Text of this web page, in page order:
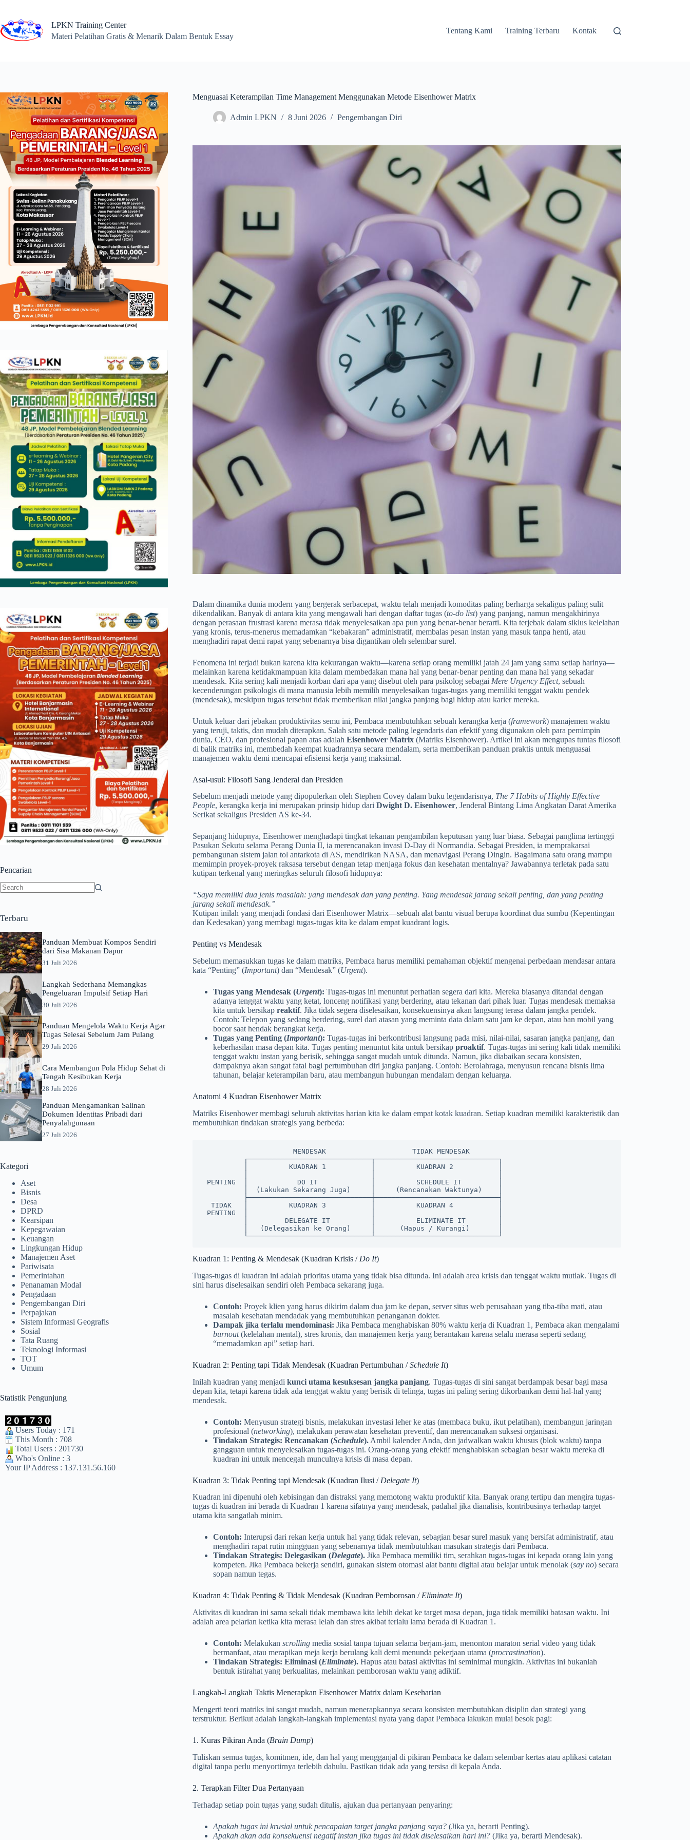
content
LPKN Training Center
Materi Pelatihan Gratis & Menarik Dalam Bentuk Essay
Tentang Kami Training Terbaru Kontak
Menguasai Keterampilan Time Management Menggunakan Metode Eisenhower Matrix
Admin LPKN 8 Juni 2026 Pengembangan Diri
Dalam dinamika dunia modern yang bergerak serbacepat, waktu telah menjadi komoditas paling berharga sekaligus paling sulit
dikendalikan. Banyak di antara kita yang mengawali hari dengan daftar tugas (to-do list) yang panjang, namun mengakhirinya
dengan perasaan frustrasi karena merasa tidak menyelesaikan apa pun yang benar-benar berarti. Kita terjebak dalam siklus kelelahan
yang kronis, terus-menerus memadamkan “kebakaran” administratif, membalas pesan instan yang masuk tanpa henti, atau
menghadiri rapat demi rapat yang sebenarnya bisa digantikan oleh selembar surel.
Fenomena ini terjadi bukan karena kita kekurangan waktu—karena setiap orang memiliki jatah 24 jam yang sama setiap harinya—
melainkan karena ketidakmampuan kita dalam membedakan mana hal yang benar-benar penting dan mana hal yang sekadar
mendesak. Kita sering kali menjadi korban dari apa yang disebut oleh para psikolog sebagai Mere Urgency Effect, sebuah
kecenderungan psikologis di mana manusia lebih memilih menyelesaikan tugas-tugas yang memiliki tenggat waktu pendek
(mendesak), meskipun tugas tersebut tidak memberikan nilai jangka panjang bagi hidup atau karier mereka.
Untuk keluar dari jebakan produktivitas semu ini, Pembaca membutuhkan sebuah kerangka kerja (framework) manajemen waktu
yang teruji, taktis, dan mudah diterapkan. Salah satu metode paling legendaris dan efektif yang digunakan oleh para pemimpin
dunia, CEO, dan profesional papan atas adalah Eisenhower Matrix(Matriks Eisenhower). Artikel ini akan mengupas tuntas filosofi
di balik matriks ini, membedah keempat kuadrannya secara mendalam, serta memberikan panduan praktis untuk menguasai
manajemen waktu demi mencapai efisiensi kerja yang maksimal.
Asal-usul: Filosofi Sang Jenderal dan Presiden
Sebelum menjadi metode yang dipopulerkan oleh Stephen Covey dalam buku legendarisnya, The 7 Habits of Highly Effective
People, kerangka kerja ini merupakan prinsip hidup dari Dwight D. Eisenhower, Jenderal Bintang Lima Angkatan Darat Amerika
Serikat sekaligus Presiden AS ke-34.
Sepanjang hidupnya, Eisenhower menghadapi tingkat tekanan pengambilan keputusan yang luar biasa. Sebagai panglima tertinggi
Pasukan Sekutu selama Perang Dunia II, ia merencanakan invasi D-Day di Normandia. Sebagai Presiden, ia memprakarsai
pembangunan sistem jalan tol antarkota di AS, mendirikan NASA, dan menavigasi Perang Dingin. Bagaimana satu orang mampu
memimpin proyek-proyek raksasa tersebut dengan tetap menjaga fokus dan kesehatan mentalnya? Jawabannya terletak pada satu
kutipan terkenal yang meringkas seluruh filosofi hidupnya:
“Saya memiliki dua jenis masalah: yang mendesak dan yang penting. Yang mendesak jarang sekali penting, dan yang penting
jarang sekali mendesak.”
Kutipan inilah yang menjadi fondasi dari Eisenhower Matrix—sebuah alat bantu visual berupa koordinat dua sumbu (Kepentingan
dan Kedesakan) yang membagi tugas-tugas kita ke dalam empat kuadrant logis.
Penting vs Mendesak
Sebelum memasukkan tugas ke dalam matriks, Pembaca harus memiliki pemahaman objektif mengenai perbedaan mendasar antara
kata “Penting” (Important) dan “Mendesak” (Urgent).
Tugas yang Mendesak (Urgent): Tugas-tugas ini menuntut perhatian segera dari kita. Mereka biasanya ditandai dengan
adanya tenggat waktu yang ketat, lonceng notifikasi yang berdering, atau tekanan dari pihak luar. Tugas mendesak memaksa
kita untuk bersikap reaktif. Jika tidak segera diselesaikan, konsekuensinya akan langsung terasa dalam jangka pendek.
Contoh: Telepon yang sedang berdering, surel dari atasan yang meminta data dalam satu jam ke depan, atau ban mobil yang
bocor saat hendak berangkat kerja.
Tugas yang Penting (Important): Tugas-tugas ini berkontribusi langsung pada misi, nilai-nilai, sasaran jangka panjang, dan
keberhasilan masa depan kita. Tugas penting menuntut kita untuk bersikap proaktif. Tugas-tugas ini sering kali tidak memiliki
tenggat waktu instan yang berisik, sehingga sangat mudah untuk ditunda. Namun, jika diabaikan secara konsisten,
dampaknya akan sangat fatal bagi pertumbuhan diri jangka panjang. Contoh: Berolahraga, menyusun rencana bisnis lima
tahunan, belajar keterampilan baru, atau membangun hubungan mendalam dengan keluarga.
Anatomi 4 Kuadran Eisenhower Matrix
Matriks Eisenhower membagi seluruh aktivitas harian kita ke dalam empat kotak kuadran. Setiap kuadran memiliki karakteristik dan
membutuhkan tindakan strategis yang berbeda:
Kuadran 1: Penting & Mendesak (Kuadran Krisis / Do It)
Tugas-tugas di kuadran ini adalah prioritas utama yang tidak bisa ditunda. Ini adalah area krisis dan tenggat waktu mutlak. Tugas di
sini harus diselesaikan sendiri oleh Pembaca sekarang juga.
Contoh: Proyek klien yang harus dikirim dalam dua jam ke depan, server situs web perusahaan yang tiba-tiba mati, atau
masalah kesehatan mendadak yang membutuhkan penanganan dokter.
Dampak jika terlalu mendominasi: Jika Pembaca menghabiskan 80% waktu kerja di Kuadran 1, Pembaca akan mengalami
burnout(kelelahan mental), stres kronis, dan manajemen kerja yang berantakan karena selalu merasa seperti sedang
“memadamkan api” setiap hari.
Kuadran 2: Penting tapi Tidak Mendesak (Kuadran Pertumbuhan /Schedule It)
Inilah kuadran yang menjadi kunci utama kesuksesan jangka panjang. Tugas-tugas di sini sangat berdampak besar bagi masa
depan kita, tetapi karena tidak ada tenggat waktu yang berisik di telinga, tugas ini paling sering dikorbankan demi hal-hal yang
mendesak.
Contoh: Menyusun strategi bisnis, melakukan investasi leher ke atas (membaca buku, ikut pelatihan), membangun jaringan
profesional (networking), melakukan perawatan kesehatan preventif, dan merencanakan suksesi organisasi.
Tindakan Strategis: Rencanakan (Schedule).Ambil kalender Anda, dan jadwalkan waktu khusus (blok waktu) tanpa
gangguan untuk menyelesaikan tugas-tugas ini. Orang-orang yang efektif menghabiskan sebagian besar waktu mereka di
kuadran ini untuk mencegah munculnya krisis di masa depan.
Kuadran 3: Tidak Penting tapi Mendesak (Kuadran Ilusi / Delegate It)
Kuadran ini dipenuhi oleh kebisingan dan distraksi yang memotong waktu produktif kita. Banyak orang tertipu dan mengira tugas-
tugas di kuadran ini berada di Kuadran 1 karena sifatnya yang mendesak, padahal jika dianalisis, kontribusinya terhadap target
utama kita sangatlah minim.
Contoh: Interupsi dari rekan kerja untuk hal yang tidak relevan, sebagian besar surel masuk yang bersifat administratif, atau
menghadiri rapat rutin mingguan yang sebenarnya tidak membutuhkan masukan strategis dari Pembaca.
Tindakan Strategis: Delegasikan (Delegate).Jika Pembaca memiliki tim, serahkan tugas-tugas ini kepada orang lain yang
kompeten. Jika Pembaca bekerja sendiri, gunakan sistem otomasi alat bantu digital atau belajar untuk menolak (say no) secara
sopan namun tegas.
Kuadran 4: Tidak Penting & Tidak Mendesak (Kuadran Pemborosan /Eliminate It)
Aktivitas di kuadran ini sama sekali tidak membawa kita lebih dekat ke target masa depan, juga tidak memiliki batasan waktu. Ini
adalah area pelarian ketika kita merasa lelah dan stres akibat terlalu lama berada di Kuadran 1.
Contoh: Melakukan scrollingmedia sosial tanpa tujuan selama berjam-jam, menonton maraton serial video yang tidak
bermanfaat, atau merapikan meja kerja berulang kali demi menunda pekerjaan utama (procrastination).
Tindakan Strategis: Eliminasi (Eliminate).Hapus atau batasi aktivitas ini seminimal mungkin. Aktivitas ini bukanlah
bentuk istirahat yang berkualitas, melainkan pemborosan waktu yang adiktif.
Langkah-Langkah Taktis Menerapkan Eisenhower Matrix dalam Keseharian
Mengerti teori matriks ini sangat mudah, namun menerapkannya secara konsisten membutuhkan disiplin dan strategi yang
terstruktur. Berikut adalah langkah-langkah implementasi nyata yang dapat Pembaca lakukan mulai besok pagi:
1. Kuras Pikiran Anda (Brain Dump)
Tuliskan semua tugas, komitmen, ide, dan hal yang mengganjal di pikiran Pembaca ke dalam selembar kertas atau aplikasi catatan
digital tanpa perlu menyortirnya terlebih dahulu. Pastikan tidak ada yang tersisa di kepala Anda.
2. Terapkan Filter Dua Pertanyaan
Terhadap setiap poin tugas yang sudah ditulis, ajukan dua pertanyaan penyaring:
Apakah tugas ini krusial untuk pencapaian target jangka panjang saya?(Jika ya, berarti Penting).
Apakah akan ada konsekuensi negatif instan jika tugas ini tidak diselesaikan hari ini?(Jika ya, berarti Mendesak).
Pencarian
Terbaru
Panduan Membuat Kompos Sendiri
dari Sisa Makanan Dapur
31 Juli 2026
Langkah Sederhana Memangkas
Pengeluaran Impulsif Setiap Hari
30 Juli 2026
Panduan Mengelola Waktu Kerja Agar
Tugas Selesai Sebelum Jam Pulang
29 Juli 2026
Cara Membangun Pola Hidup Sehat di
Tengah Kesibukan Kerja
28 Juli 2026
Panduan Mengamankan Salinan
Dokumen Identitas Pribadi dari
Penyalahgunaan
27 Juli 2026
Kategori
Aset
Bisnis
Desa
DPRD
Kearsipan
Kepegawaian
Keuangan
Lingkungan Hidup
Manajemen Aset
Pariwisata
Pemerintahan
Penanaman Modal
Pengadaan
Pengembangan Diri
Perpajakan
Sistem Informasi Geografis
Sosial
Tata Ruang
Teknologi Informasi
TOT
Umum
Statistik Pengunjung
Users Today : 171
This Month : 708
Total Users : 201730
Who's Online : 3
Your IP Address : 137.131.56.160